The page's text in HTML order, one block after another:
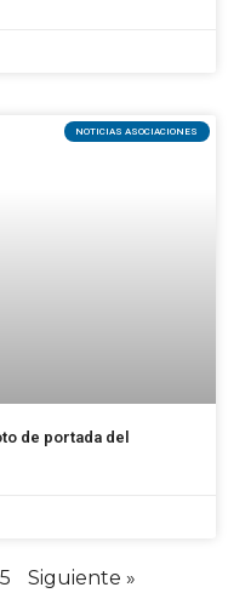
NOTICIAS ASOCIACIONES
de portada del
5 Siguiente »